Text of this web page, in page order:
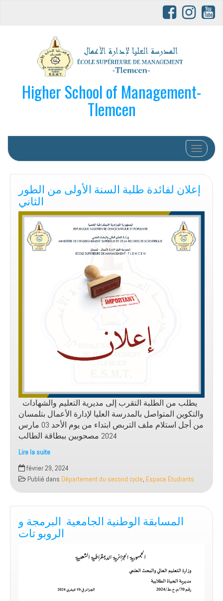
Higher School of Management-
Tlemcen
Afficher/
إعلان لفائدة طلبة السنة الأولى من الطور
الثاني
والتكوين المتواصل بالمدرسة العليا لإدارة الأعمال بتلمسان
من أجل استلام ملف التربص ابتداء من يوم الأحد 03 مارس
2024 مصحوبين ببطاقة الطالب
Lire la suite
إعلان
لفائدة
طلبة
السنة
الأولى
من
الطور
الثاني
février 29, 2024
Publié dans Département du second cycle, Espace Etudiants